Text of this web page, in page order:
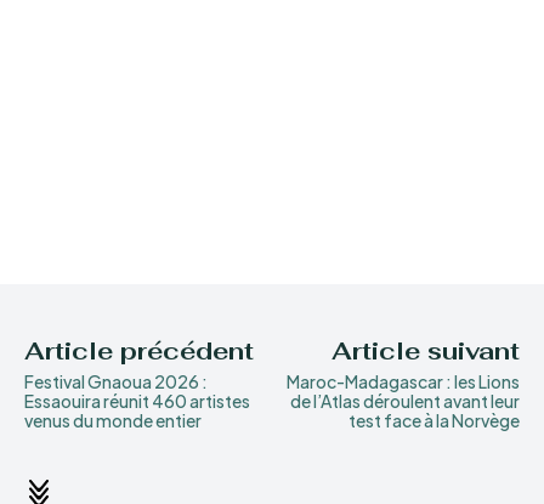
Article précédent
Festival Gnaoua 2026 :
Essaouira réunit 460 artistes
venus du monde entier
Article suivant
Maroc-Madagascar : les Lions
de l’Atlas déroulent avant leur
test face à la Norvège